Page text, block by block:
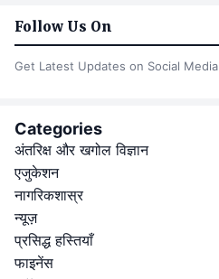
Follow Us On
Get Latest Updates on Social Media
Categories
अंतरिक्ष और खगोल विज्ञान
एजुकेशन
नागरिकशास्र
न्यूज़
प्रसिद्ध हस्तियाँ
फाइनेंस